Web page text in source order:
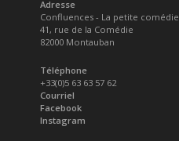
Adresse
Confluences - La petite comédie
41, rue de la Comédie
82000 Montauban
Téléphone
+33(0)5 63 63 57 62
Courriel
Facebook
Instagram